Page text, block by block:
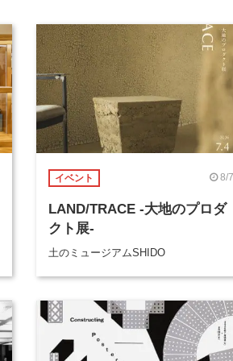
イベント 8/7
LAND/TRACE -大地のプロダ
クト展-
土のミュージアムSHIDO